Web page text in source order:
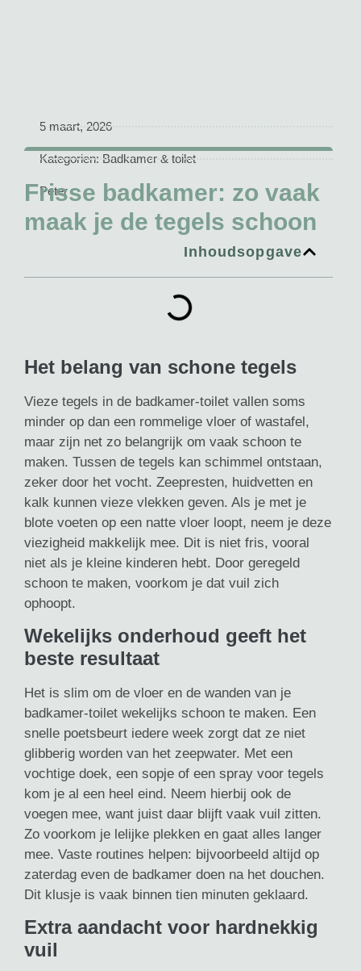
5 maart, 2026
Kategorien: Badkamer & toilet
Peter
Frisse badkamer: zo vaak
maak je de tegels schoon
Inhoudsopgave
Het belang van schone tegels
Vieze tegels in de badkamer-toilet vallen soms
minder op dan een rommelige vloer of wastafel,
maar zijn net zo belangrijk om vaak schoon te
maken. Tussen de tegels kan schimmel ontstaan,
zeker door het vocht. Zeepresten, huidvetten en
kalk kunnen vieze vlekken geven. Als je met je
blote voeten op een natte vloer loopt, neem je deze
viezigheid makkelijk mee. Dit is niet fris, vooral
niet als je kleine kinderen hebt. Door geregeld
schoon te maken, voorkom je dat vuil zich
ophoopt.
Wekelijks onderhoud geeft het
beste resultaat
Het is slim om de vloer en de wanden van je
badkamer-toilet wekelijks schoon te maken. Een
snelle poetsbeurt iedere week zorgt dat ze niet
glibberig worden van het zeepwater. Met een
vochtige doek, een sopje of een spray voor tegels
kom je al een heel eind. Neem hierbij ook de
voegen mee, want juist daar blijft vaak vuil zitten.
Zo voorkom je lelijke plekken en gaat alles langer
mee. Vaste routines helpen: bijvoorbeeld altijd op
zaterdag even de badkamer doen na het douchen.
Dit klusje is vaak binnen tien minuten geklaard.
Extra aandacht voor hardnekkig
vuil